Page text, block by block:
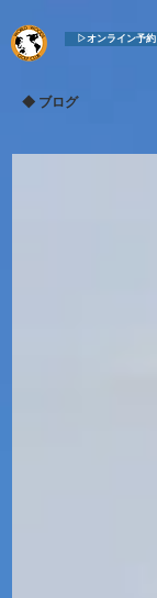
▷オンライン予約
​◆ ブログ